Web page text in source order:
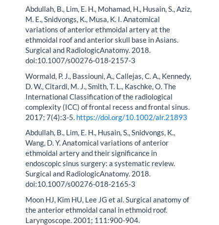
Abdullah, B., Lim, E. H., Mohamad, H., Husain, S., Aziz,
M. E., Snidvongs, K., Musa, K. I. Anatomical
variations of anterior ethmoidal artery at the
ethmoidal roof and anterior skull base in Asians.
Surgical and RadiologicAnatomy. 2018.
doi:10.1007/s00276-018-2157-3
Wormald, P. J., Bassiouni, A., Callejas, C. A., Kennedy,
D. W., Citardi, M. J., Smith, T. L., Kaschke, O. The
International Classification of the radiological
complexity (ICC) of frontal recess and frontal sinus.
2017; 7(4):3-5. https://doi.org/10.1002/alr.21893
Abdullah, B., Lim, E. H., Husain, S., Snidvongs, K.,
Wang, D. Y. Anatomical variations of anterior
ethmoidal artery and their significance in
endoscopic sinus surgery: a systematic review.
Surgical and RadiologicAnatomy. 2018.
doi:10.1007/s00276-018-2165-3
Moon HJ, Kim HU, Lee JG et al. Surgical anatomy of
the anterior ethmoidal canal in ethmoid roof.
Laryngoscope. 2001; 111:900-904.